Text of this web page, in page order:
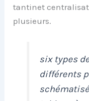
tantinet
plusieurs.
six types
différents